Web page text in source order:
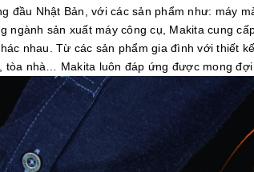
đầu Nhật Bản, với các sản phẩm như: máy
ngành sản xuất máy công cụ, Makita cung
nhau. Từ các sản phẩm gia đình với thiết
nhà… Makita luôn đáp ứng được mong đợi